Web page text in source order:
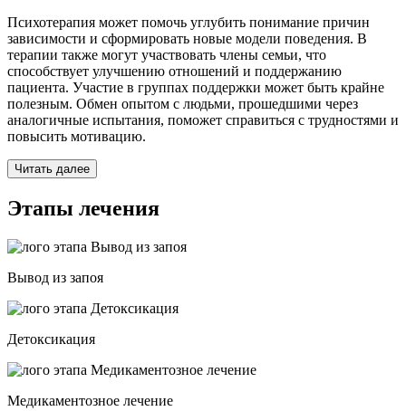
Психотерапия может помочь углубить понимание причин
зависимости и сформировать новые модели поведения. В
терапии также могут участвовать члены семьи, что
способствует улучшению отношений и поддержанию
пациента. Участие в группах поддержки может быть крайне
полезным. Обмен опытом с людьми, прошедшими через
аналогичные испытания, поможет справиться с трудностями и
повысить мотивацию.
Читать далее
Этапы лечения
Вывод из запоя
Детоксикация
Медикаментозное лечение